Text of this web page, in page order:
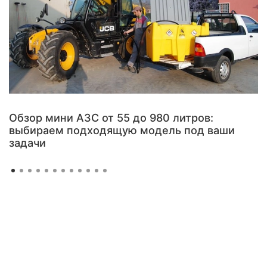
Обзор мини АЗС от 55 до 980 литров:
выбираем подходящую модель под ваши
задачи